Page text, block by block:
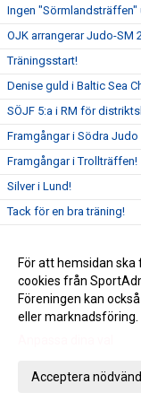
Ingen "Sörmlandsträffen"
OJK arrangerar Judo-SM
Träningsstart!
Denise guld i Baltic Sea
SÖJF 5:a i RM för
Framgångar i Södra Judo
Framgångar i Trollträffen!
Silver i Lund!
Tack för en bra träning!
Bronsmedaljer till Hugo
Denise på Europacup!
För att hemsidan
cookies från
Föreningen kan
eller marknadsföring.
Acceptera